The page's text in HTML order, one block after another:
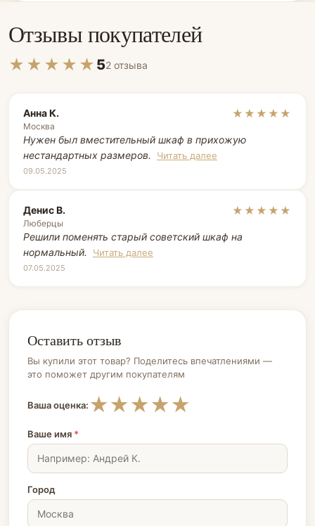
Отзывы покупателей
★★★★★ 52 отзыва
Анна К.
Москва
★★★★★
Нужен был вместительный шкаф в прихожую
нестандартных размеров.
Читать далее
09.05.2025
Денис В.
Люберцы
★★★★★
Решили поменять старый советский шкаф на
нормальный.
Читать далее
07.05.2025
Оставить отзыв
Вы купили этот товар? Поделитесь впечатлениями —
это поможет другим покупателям
Ваша оценка: ★
★
★
★
★
Ваше имя *
Город